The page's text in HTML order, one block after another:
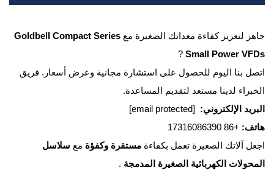
جاهز لتعزيز كفاءة معداتك الصغيرة مع Goldbell Compact Series
Small Power VFDs
?
اتصل بنا اليوم للحصول على استشارة مجانية وعرض أسعار. فريق
الخبراء لدينا مستعد لتقديم المساعدة.
البريد الإلكتروني: [email protected]
هاتف: +86 17316086390
اجعل آلاتك الصغيرة تعمل بكفاءة مستقرة وكفؤة مع سلاسل
المحولات الكهربائية الصغيرة المدمجة .